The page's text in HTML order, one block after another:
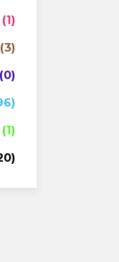
(1)
(3)
(0)
(1)